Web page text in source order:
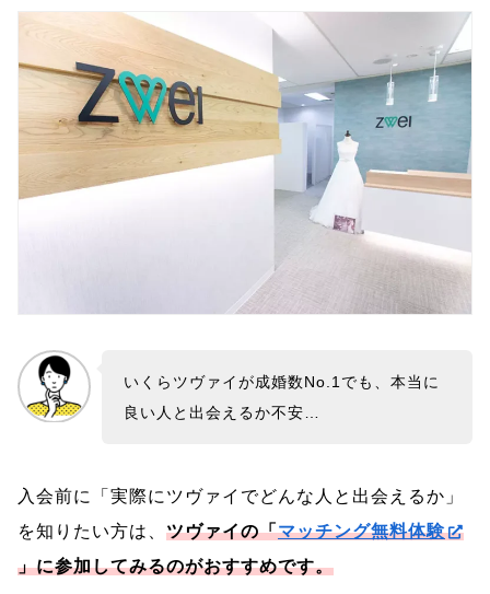
いくらツヴァイが成婚数No.1でも、本当に
良い人と出会えるか不安…
入会前に「実際にツヴァイでどんな人と出会えるか」
を知りたい方は、 ツヴァイの「マッチング無料体験
」に参加してみるのがおすすめです。